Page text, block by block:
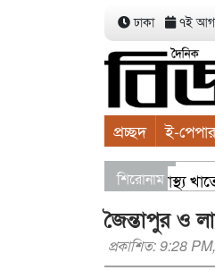
ঢাকা ৭ই
প্রচ্ছদ ই-পেপার
শিরোনাম
সভায় বাণিজ্যমন্ত্রী স্বাস্থ্য
চারা বিতরণ যার যেখানে
জৈন্তাপুর ও
প্রকাশিত: 9:28